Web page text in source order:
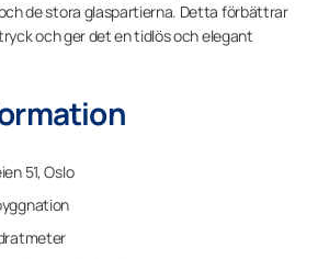
de stora glaspartierna. Detta förbättrar
och ger det en tidlös och elegant
51, Oslo